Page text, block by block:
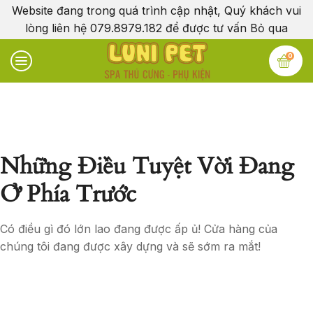
Website đang trong quá trình cập nhật, Quý khách vui
lòng liên hệ 079.8979.182 để được tư vấn Bỏ qua
0
Những Điều Tuyệt Vời Đang
Ở Phía Trước
Có điều gì đó lớn lao đang được ấp ủ! Cửa hàng của
chúng tôi đang được xây dựng và sẽ sớm ra mắt!